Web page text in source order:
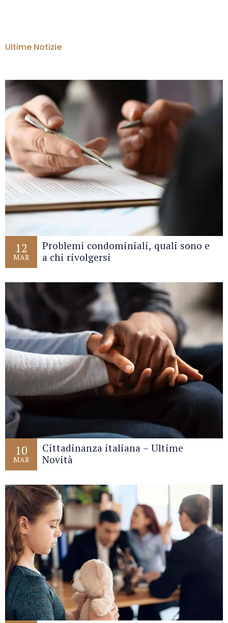
Ultime Notizie
12
MAR
Problemi condominiali, quali sono e
a chi rivolgersi
10
MAR
Cittadinanza italiana – Ultime
Novità